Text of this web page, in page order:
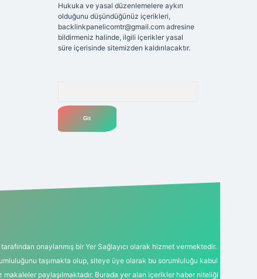
Hukuka ve yasal düzenlemelere aykırı
olduğunu düşündüğünüz içerikleri,
backlinkpanelicomtr@gmail.comadresine
bildirmeniz halinde, ilgili içerikler yasal
süre içerisinde sitemizden kaldırılacaktır.
onaylanmış bir Yer Sağlayıcı olarak hizmet vermektedir.
taşımakta olup, siteye üye olarak bu sorumluluğu kabul
makaleler paylaşılmaktadır. Burada yer alan içerikler haber niteliği